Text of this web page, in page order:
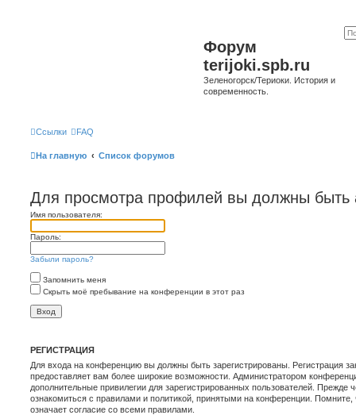
Форум
terijoki.spb.ru
Зеленогорск/Териоки. История и
современность.
Ссылки FAQ
На главную Список форумов
Для просмотра профилей вы должны быть
Имя пользователя:
Пароль:
Забыли пароль?
Запомнить меня
Скрыть моё пребывание на конференции в этот раз
РЕГИСТРАЦИЯ
Для входа на конференцию вы должны быть зарегистрированы. Регистрация
предоставляет вам более широкие возможности. Администратором
дополнительные привилегии для зарегистрированных пользователей. Прежде
ознакомиться с правилами и политикой, принятыми на конференции.
означает согласие со всеми правилами.